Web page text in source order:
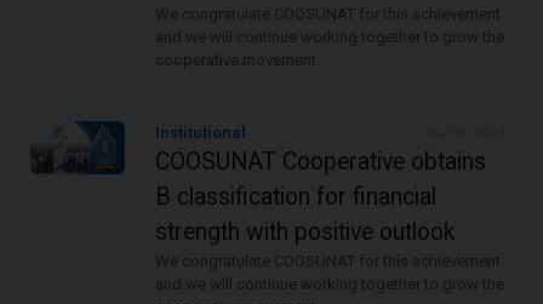
We congratulate COOSUNAT for this achievement
and we will continue working together to grow the
cooperative movement.
Institutional
COOSUNAT Cooperative obtains
B classification for financial
strength with positive outlook
We congratulate COOSUNAT for this achievement
and we will continue working together to grow the